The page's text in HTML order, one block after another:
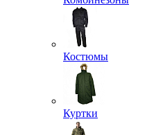
Костюмы
Куртки